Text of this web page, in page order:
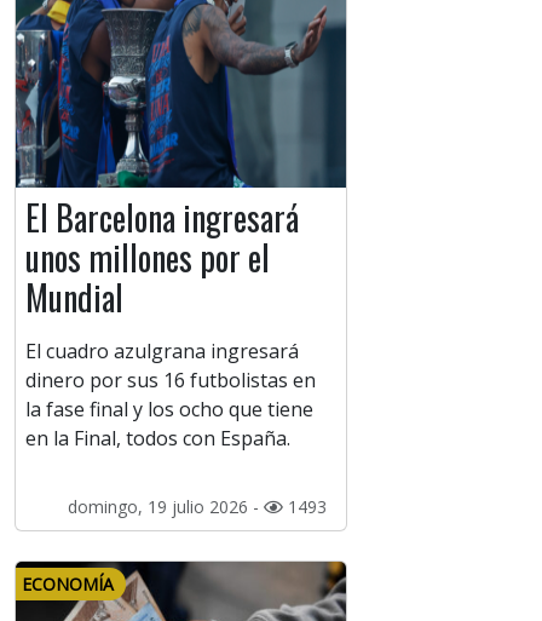
El Barcelona ingresará
unos millones por el
Mundial
El cuadro azulgrana ingresará
dinero por sus 16 futbolistas en
la fase final y los ocho que tiene
en la Final, todos con España.
domingo, 19 julio 2026 - 1493
ECONOMÍA